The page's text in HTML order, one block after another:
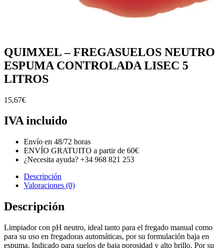
QUIMXEL – FREGASUELOS NEUTRO
ESPUMA CONTROLADA LISEC 5
LITROS
15,67€
IVA incluido
Envío en 48/72 horas
ENVÍO GRATUITO a partir de 60€
¿Necesita ayuda? +34 968 821 253
Descripción
Valoraciones (0)
Descripción
Limpiador con pH neutro, ideal tanto para el fregado manual como
para su uso en fregadoras automáticas, por su formulación baja en
espuma. Indicado para suelos de baja porosidad y alto brillo. Por su